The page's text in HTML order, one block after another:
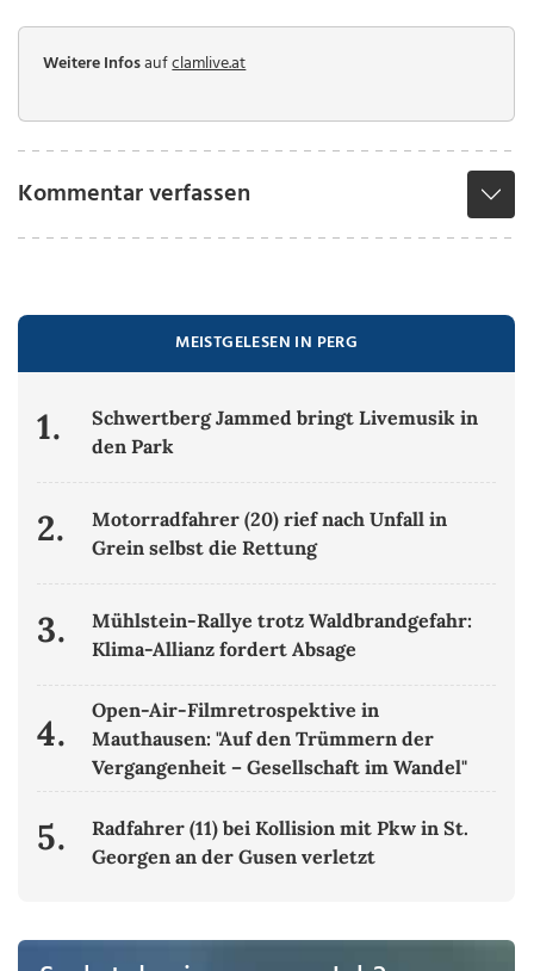
Weitere Infosaufclamlive.at
Kommentar verfassen
MEISTGELESEN IN PERG
1.
Schwertberg Jammed bringt Livemusik in
den Park
2.
Motorradfahrer (20) rief nach Unfall in
Grein selbst die Rettung
3.
Mühlstein-Rallye trotz Waldbrandgefahr:
Klima-Allianz fordert Absage
4.
Open-Air-Filmretrospektive in
Mauthausen: "Auf den Trümmern der
Vergangenheit – Gesellschaft im Wandel"
5.
Radfahrer (11) bei Kollision mit Pkw in St.
Georgen an der Gusen verletzt